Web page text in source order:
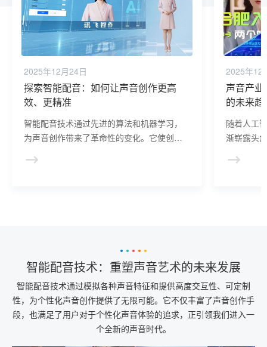
2025年12月24日
探索智能配音：如何让声音创作更高
效、更精准
智能配音技术通过先进的算法和机器学习，
为声音创作带来了革命性的变化。它使创作
期，同时保证了声音质量的一致性和专业
2025年12
声音产业
的未来趋
随着人工
渐崭露头
令人瞩目
智能配音技术：重塑声音艺术的未来发展
智能配音技术通过模拟各种声音特征和提供高度交互性、可定制
性，为个性化声音创作提供了无限可能。它不仅丰富了声音创作手
段，也满足了用户对于个性化声音体验的追求，正引领我们进入一
个全新的声音时代。